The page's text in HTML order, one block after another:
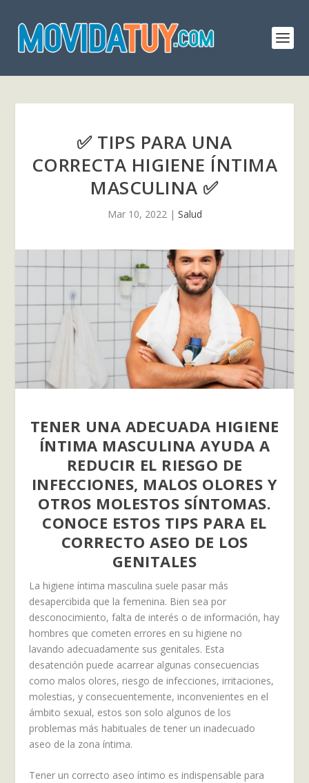
✅ TIPS PARA UNA
CORRECTA HIGIENE ÍNTIMA
MASCULINA ✅
Mar 10, 2022| Salud
TENER UNA ADECUADA HIGIENE
ÍNTIMA MASCULINA AYUDA A
REDUCIR EL RIESGO DE
INFECCIONES, MALOS OLORES Y
OTROS MOLESTOS SÍNTOMAS.
CONOCE ESTOS TIPS PARA EL
CORRECTO ASEO DE LOS
GENITALES
La higiene íntima masculina suele pasar más
desapercibida que la femenina. Bien sea por
desconocimiento, falta de interés o de información, hay
hombres que cometen errores en su higiene no
lavando adecuadamente sus genitales. Esta
desatención puede acarrear algunas consecuencias
como malos olores, riesgo de infecciones, irritaciones,
molestias, y consecuentemente, inconvenientes en el
ámbito sexual, estos son solo algunos de los
problemas más habituales de tener un inadecuado
aseo de la zona íntima.
Tener un correcto aseo íntimo es indispensable para